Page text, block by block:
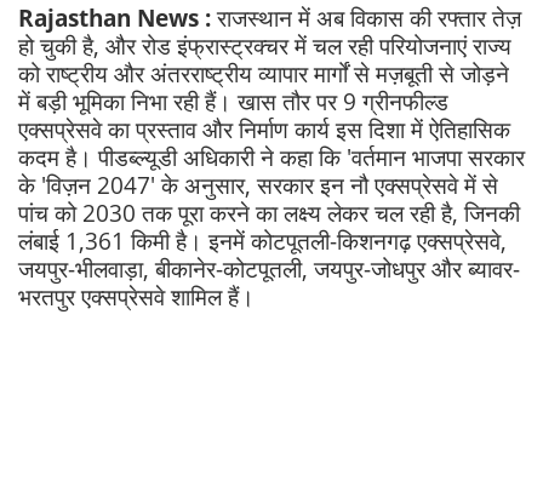
Rajasthan News :राजस्थान में अब विकास की रफ्तार तेज़
हो चुकी है, और रोड इंफ्रास्ट्रक्चर में चल रही परियोजनाएं राज्य
को राष्ट्रीय और अंतरराष्ट्रीय व्यापार मार्गों से मज़बूती से जोड़ने
में बड़ी भूमिका निभा रही हैं। खास तौर पर 9 ग्रीनफील्ड
एक्सप्रेसवे का प्रस्ताव और निर्माण कार्य इस दिशा में ऐतिहासिक
कदम है। पीडब्ल्यूडी अधिकारी ने कहा कि 'वर्तमान भाजपा सरकार
के 'विज़न 2047' के अनुसार, सरकार इन नौ एक्सप्रेसवे में से
पांच को 2030 तक पूरा करने का लक्ष्य लेकर चल रही है, जिनकी
लंबाई 1,361 किमी है। इनमें कोटपूतली-किशनगढ़ एक्सप्रेसवे,
जयपुर-भीलवाड़ा, बीकानेर-कोटपूतली, जयपुर-जोधपुर और ब्यावर-
भरतपुर एक्सप्रेसवे शामिल हैं।